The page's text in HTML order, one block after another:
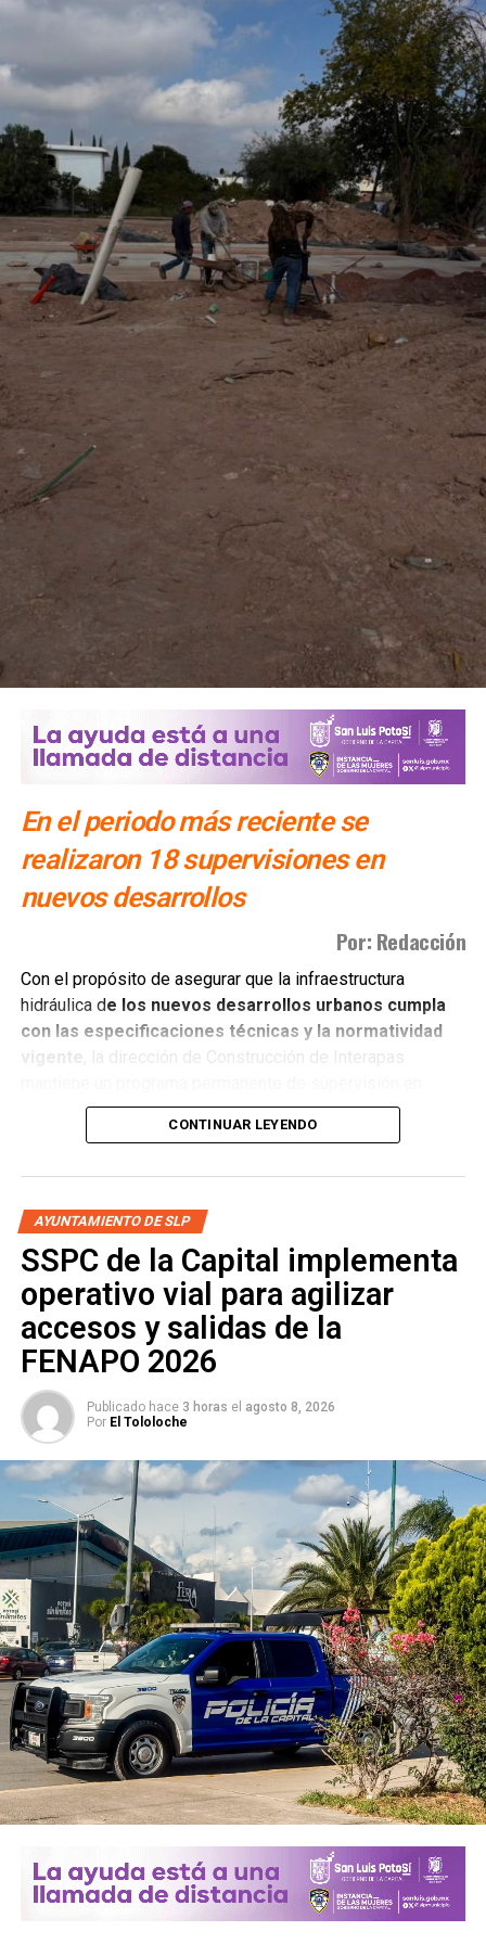
o que permitirá fortalecer la promoción turística y cultural
del municipio.
Por último, la presidenta concejal invitó a las y los
asistentes a visitar el stand de Villa de Pozos y conocer
la oferta que tiene el municipio, entre la que destacan su
gastronomía y sus tradiciones, como la emblemática
Procesión de los Cristos, una de las celebraciones que
forman parte de su identidad cultural.
También lee:
Villa de Pozos mantiene acciones por bailes
clandestinos
En el periodo más reciente se
realizaron 18 supervisiones en
nuevos desarrollos
Por: Redacción
Con el propósito de asegurar que la infraestructura
hidráulica de los nuevos desarrollos urbanos cumpla
con las especificaciones técnicas y la normatividad
vigente
, la dirección de Construcción de Interapas
fraccionamientos y centros de población que buscan
incorporarse a las redes de agua potable y drenaje.
Estas revisiones tienen como objetivo verificar que las
obras se ejecuten conforme a los proyectos autorizados,
quelas redes de agua potable y alcantarillado
cumplan con los estándares de c alidad,
y que los puntos de conexión al sistema público sean
adecuados para garantizar un servicio seguro y eficiente.
Durante las inspecciones pueden determinarse medidas
preventivas y correctivas, para autorizar la incorporación
de nuevos desarrollos a la infraestructura hidráulica
metropolitana.
Con estas supervisiones, el organismo fortalece la
planeación del crecimiento urbano y contribuye a que
las nuevas redes de agua potable y drenajeofrezcan
un servicio confiable a los habitantes.
También lee: Interapas consolida el uso del recibo digital
con más de 60 mil envíos en una semana
CONTINUAR LEYENDO
AYUNTAMIENTO DE SLP
SSPC de la Capital implementa
operativo vial para agilizar
accesos y salidas de la
FENAPO 2026
Publicado hace 3 horas el agosto 8, 2026
Por El Tololoche